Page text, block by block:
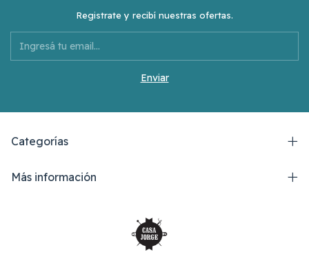
Registrate y recibí nuestras ofertas.
Categorías
Más información